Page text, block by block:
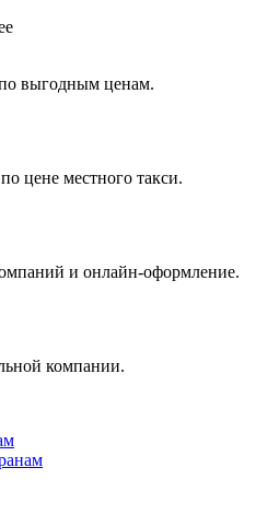
выгодным ценам.
цене местного такси.
и онлайн-оформление.
компании.